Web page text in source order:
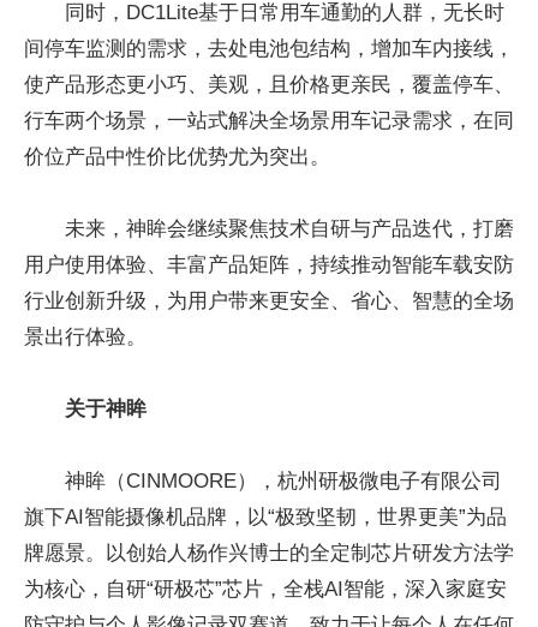
同时，DC1Lite基于日常用车通勤的人群，无长时
间停车监测的需求，去处电池包结构，增加车内接线，
使产品形态更小巧、美观，且价格更亲民，覆盖停车、
行车两个场景，一站式解决全场景用车记录需求，在同
价位产品中性价比优势尤为突出。
未来，神眸会继续聚焦技术自研与产品迭代，打磨
用户使用体验、丰富产品矩阵，持续推动智能车载安防
行业创新升级，为用户带来更安全、省心、智慧的全场
景出行体验。
关于神眸
神眸（CINMOORE），杭州研极微电子有限公司
旗下AI智能摄像机品牌，以“极致坚韧，世界更美”为品
牌愿景。以创始人杨作兴博士的全定制芯片研发方法学
为核心，自研“研极芯”芯片，全栈AI智能，深入家庭安